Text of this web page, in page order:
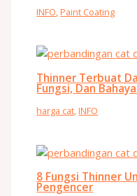
INFO,Paint Coating
Thinner Terbuat
Fungsi, Dan
harga cat,INFO
8 Fungsi Thinner
Pengencer